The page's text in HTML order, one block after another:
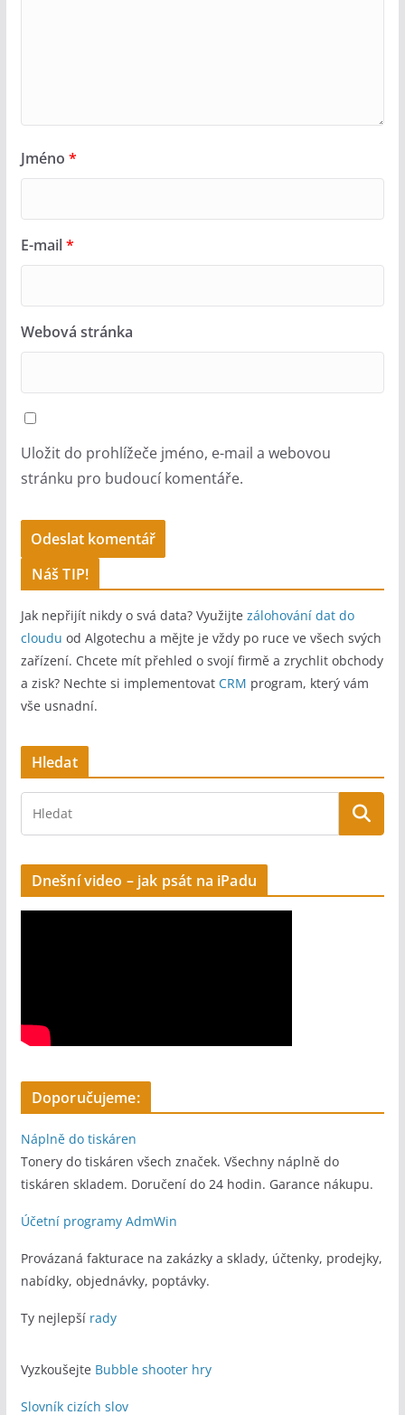
Jméno *
E-mail*
Webová stránka
Uložit do prohlížeče jméno, e-mail a webovou
stránku pro budoucí komentáře.
l
t
e
r
n
t
v
Náš TIP!
Jak nepřijít nikdy o svá data? Využijte zálohování dat do
cloudu od Algotechu a mějte je vždy po ruce ve všech svých
zařízení. Chcete mít přehled o svojí firmě a zrychlit obchody
a zisk? Nechte si implementovat CRM program, který vám
vše usnadní.
Hledat
Dnešní video – jak psát na iPadu
Doporučujeme:
Náplně do tiskáren
Tonery do tiskáren všech značek. Všechny náplně do
tiskáren skladem. Doručení do 24 hodin. Garance nákupu.
Účetní programy AdmWin
Provázaná fakturace na zakázky a sklady, účtenky, prodejky,
nabídky, objednávky, poptávky.
Ty nejlepší rady
Vyzkoušejte Bubble shooter hry
Slovník cizích slov